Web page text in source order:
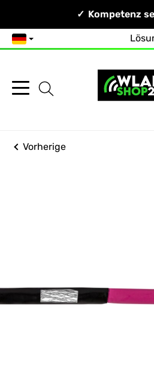
Persönlich & Erreichbar!
Kompetenz
Deutsch
Vorherige